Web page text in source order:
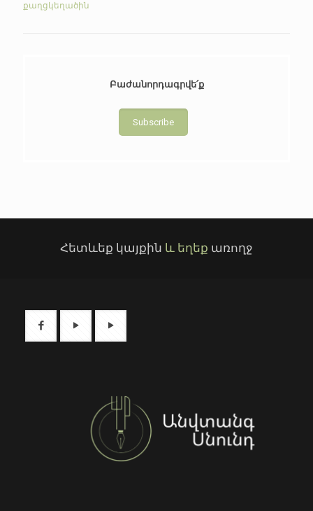
քաղցկեղածին
Բաժանորդագրվե՛ք
Subscribe
Հետևեք կայքին և եղեք առողջ